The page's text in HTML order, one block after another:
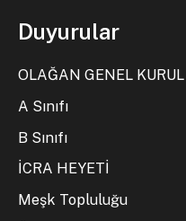
Duyurular
OLAĞAN GENEL KURUL
A Sınıfı
B Sınıfı
İCRA HEYETİ
Meşk Topluluğu